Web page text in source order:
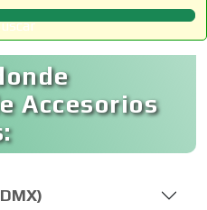
Accesorios